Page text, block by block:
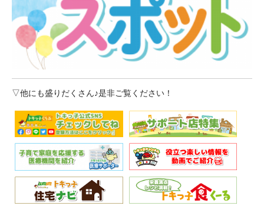
▽他にも盛りだくさん♪是非ご覧ください！